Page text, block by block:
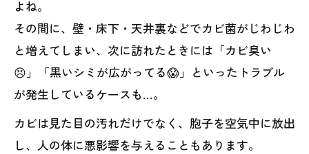
よね。
その間に、壁・床下・天井裏などでカビ菌がじわじわ
と増えてしまい、次に訪れたときには「カビ臭い
😣」「黒いシミが広がってる😱」といったトラブル
が発生しているケースも…。
カビは見た目の汚れだけでなく、胞子を空気中に放出
し、人の体に悪影響を与えることもあります。